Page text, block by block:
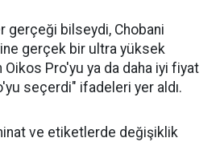
gerçeği bilseydi, Chobani
gerçek bir ultra yüksek
Pro'yu ya da daha iyi fiyat
seçerdi" ifadeleri yer aldı.
ve etiketlerde değişiklik